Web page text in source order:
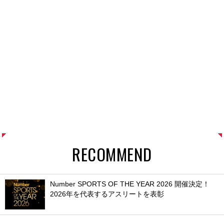
RECOMMEND
Number SPORTS OF THE YEAR 2026 開催決定！
2026年を代表するアスリートを表彰